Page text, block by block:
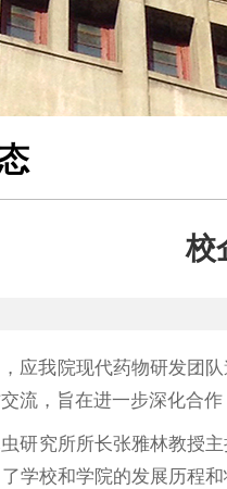
校
应我院现代药物研发团
流，旨在进一步深化合
研究所所长张雅林教授
学校和学院的发展历程